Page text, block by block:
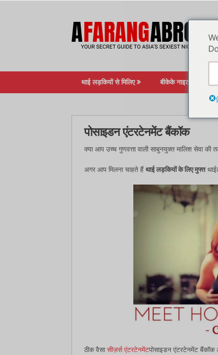
थाई लड़कियों से मिलिए बीकेके नाइटलाइफ़
पोसाइडन एंटरटेनमेंट बैंकॉक
क्या आप उच्च गुणवत्ता वाली साबुनयुक्त मालिश सेवा
अगर आप मिलना चाहते हैंथाई लड़कियों के लिए मुफ्त
ठीक वैसा सीज़र्स एंटरटेनमेंटपोसाइडन एंटरटेनमेंट